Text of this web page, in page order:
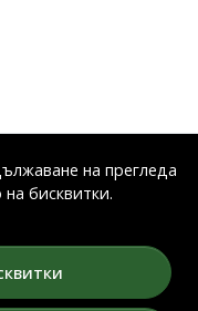
на прегледа
бисквитки.